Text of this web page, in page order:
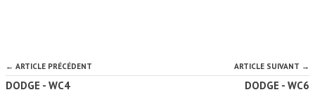
← ARTICLE PRÉCÉDENT
DODGE - WC4
ARTICLE SUIVANT →
DODGE - WC6